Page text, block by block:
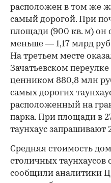
расположен в том же
самый дорогой. При
площади (900 кв. м) он
меньше — 1,17 млрд
На третьем месте
Зачатьевском
ценником 880,8 млн
самых дорогих
расположенный на
парка. При площади в
таунхаус запрашивают
Средняя стоимость
столичных таунхаусов
сообщили аналитики